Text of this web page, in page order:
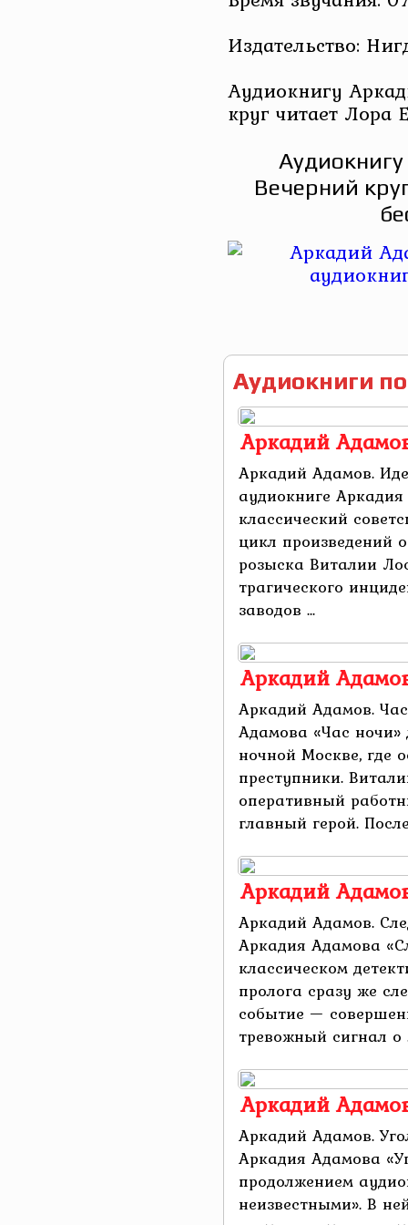
Издательство:
Аудиокнигу
круг читает Лора
Вечерний
Аудиокниги
Аркадий
Аркадий Адамов.
аудиокниге
классический
цикл произведений
розыска Виталии
трагического
заводов ...
Аркадий
Аркадий Адамов.
Адамова «Час ночи»
ночной Москве, где
преступники.
оперативный
главный герой.
Аркадий
Аркадий Адамов.
Аркадия Адамова
классическом
пролога сразу же
событие —
тревожный сигнал о
Аркадий
Аркадий Адамов.
Аркадия Адамова
продолжением
неизвестными». В